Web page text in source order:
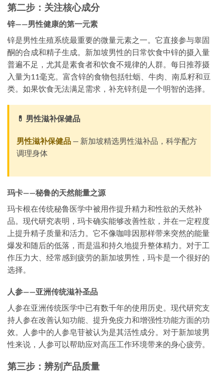
第二步：关注核心成分
锌——男性健康的第一元素
锌是男性生殖系统最重要的微量元素之一。它直接参与睾固
酮的合成和精子生成。新加坡男性的日常饮食中锌的摄入量
普遍不足，尤其是素食者和饮食不规律的人群。每日推荐摄
入量为11毫克。富含锌的食物包括牡蛎、牛肉、南瓜籽和豆
类。如果饮食无法满足需求，补充锌剂是一个明智的选择。
💊 男性滋补保健品
男性滋补保健品 — 新加坡精选男性滋补品，科学配方
调理身体
玛卡——秘鲁的天然能量之源
玛卡根在传统秘鲁医学中被用作提升精力和性欲的天然补
品。现代研究表明，玛卡确实能够改善性欲，并在一定程度
上提升精子质量和活力。它不像咖啡因那样带来突然的能量
爆发和随后的低落，而是温和持久地提升整体精力。对于工
作压力大、经常感到疲劳的新加坡男性，玛卡是一个很好的
选择。
人参——亚洲传统滋补圣品
人参在亚洲传统医学中已有数千年的使用历史。现代研究支
持人参在改善认知功能、提升免疫力和增强性功能方面的功
效。人参中的人参皂苷被认为是其活性成分。对于新加坡男
性来说，人参可以帮助应对高压工作环境带来的身心疲劳。
第三步：辨别产品质量